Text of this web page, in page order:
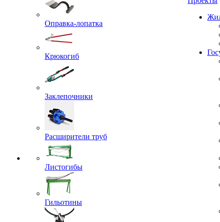
Оправка-лопатка
Крюкогиб
Заклепочники
Расширители труб
Листогибы
Гильотины
Проекты